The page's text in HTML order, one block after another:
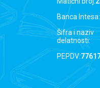
Banca Intesa:
Šifra i naziv
delatnosti:
PEPDV: